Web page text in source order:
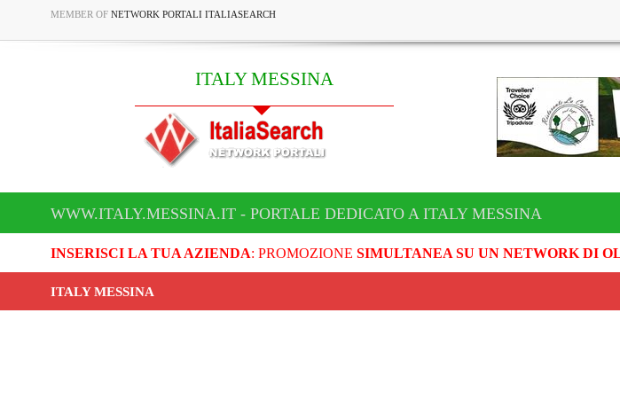
MEMBER OF NETWORK PORTALI ITALIASEARCH
ITALY MESSINA
WWW.ITALY.MESSINA.IT - PORTALE DEDICATO A ITALY MESSINA
INSERISCI LA TUA AZIENDA: PROMOZIONE SIMULTANEA SU UN NETWORK DI
ITALY MESSINA